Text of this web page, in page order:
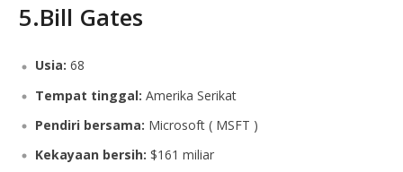
5.Bill Gates
Usia: 68
Tempat tinggal: Amerika Serikat
Pendiri bersama: Microsoft ( MSFT )
Kekayaan bersih: $161 miliar